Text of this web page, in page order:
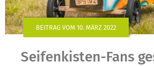
BEITRAG VOM 10. MÄRZ 2022
Seifenkisten-Fans